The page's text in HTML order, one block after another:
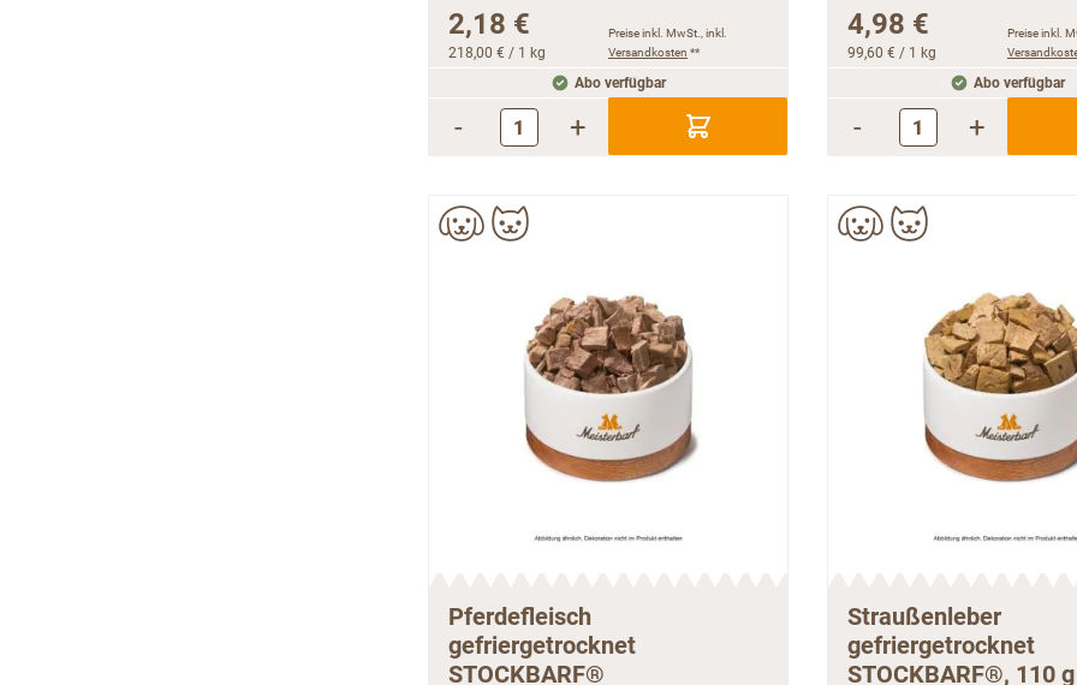
2,18 €
218,00 € / 1 kg
Preise inkl. MwSt., inkl.
Versandkosten
**
Abo verfügbar
- +
4,98 €
99,60 € / 1 kg
Preise inkl.
Abo verfügbar
- +
Pferdefleisch
gefriergetrocknet
STOCKBARF®
Straußenleber
gefriergetrocknet
STOCKBARF®, 110 g